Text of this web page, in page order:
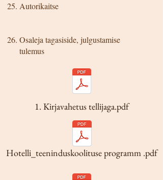
Autorikaitse
Osaleja tagasiside, julgustamise
tulemus
1. Kirjavahetus tellijaga.pdf
Hotelli_teeninduskoolituse programm .pdf